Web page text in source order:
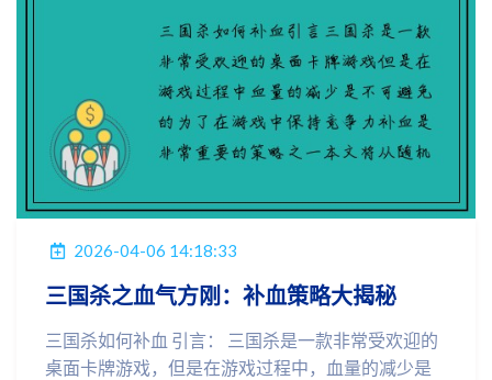
2026-04-06 14:18:33
三国杀之血气方刚：补血策略大揭秘
三国杀如何补血 引言： 三国杀是一款非常受欢迎的
桌面卡牌游戏，但是在游戏过程中，血量的减少是